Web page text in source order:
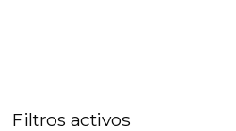
Filtros activos